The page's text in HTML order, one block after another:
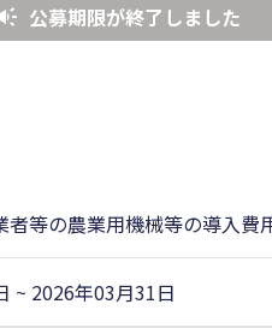
公募期限が終了しました
等の農業用機械等の導入費
~ 2026年03月31日